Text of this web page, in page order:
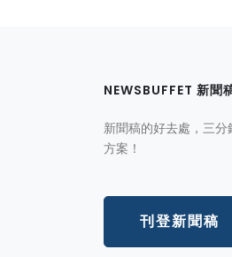
NEWSBUFFET 新聞
新聞稿的好去處，三
方案！
刊登新聞稿